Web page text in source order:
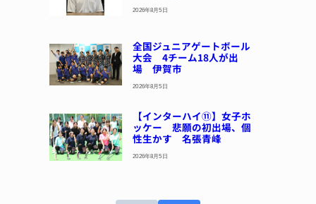
2026年8月5日
全国ジュニアゲートボール
大会 4チーム18人が出
場 伊賀市
2026年8月5日
【インターハイ⑪】女子ホ
ッケー 悲願の初出場、個
性生かす 名張青峰
2026年8月5日